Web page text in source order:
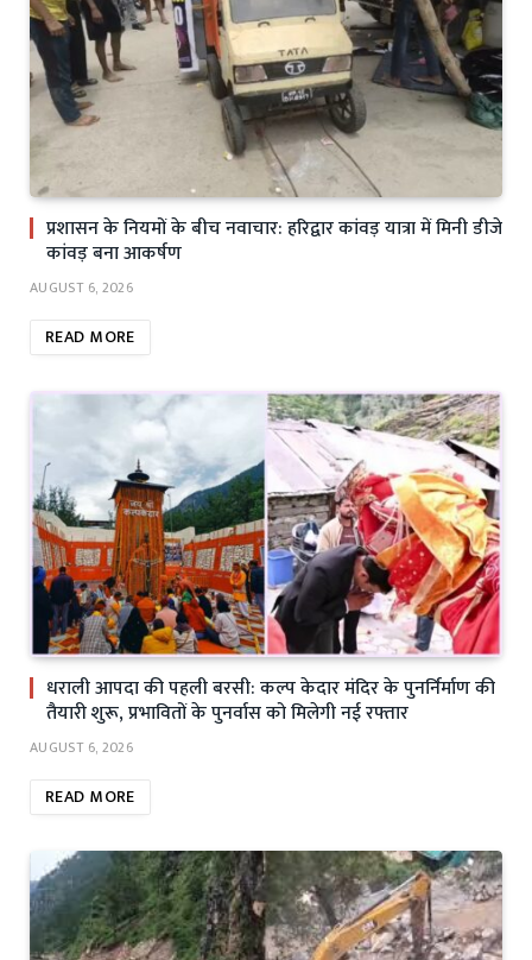
प्रशासन के नियमों के बीच नवाचार: हरिद्वार कांवड़ यात्रा में मिनी डीजे
कांवड़ बना आकर्षण
AUGUST 6, 2026
READ MORE
धराली आपदा की पहली बरसी: कल्प केदार मंदिर के पुनर्निर्माण की
तैयारी शुरू, प्रभावितों के पुनर्वास को मिलेगी नई रफ्तार
AUGUST 6, 2026
READ MORE